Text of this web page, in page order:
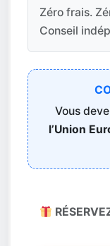
Zéro frais.
Conseil
Vous
l’Union